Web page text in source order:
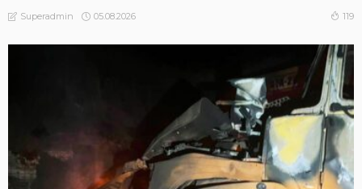
Superadmin 05.08.2026 119